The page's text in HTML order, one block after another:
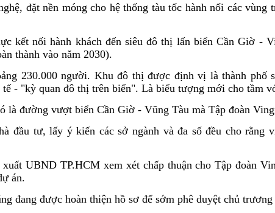
đặt nền móng cho hệ thống tàu tốc hành nối các vùng
kết nối hành khách đến siêu đô thị lấn biển Cần Giờ -
thành vào năm 2030).
230.000 người. Khu đô thị được định vị là thành phố
- "kỳ quan đô thị trên biển". Là biểu tượng mới cho tầm
là đường vượt biển Cần Giờ - Vũng Tàu mà Tập đoàn
đầu tư, lấy ý kiến các sở ngành và đa số đều cho rằng
UBND TP.HCM xem xét chấp thuận cho Tập đoàn
án.
đang được hoàn thiện hồ sơ để sớm phê duyệt chủ